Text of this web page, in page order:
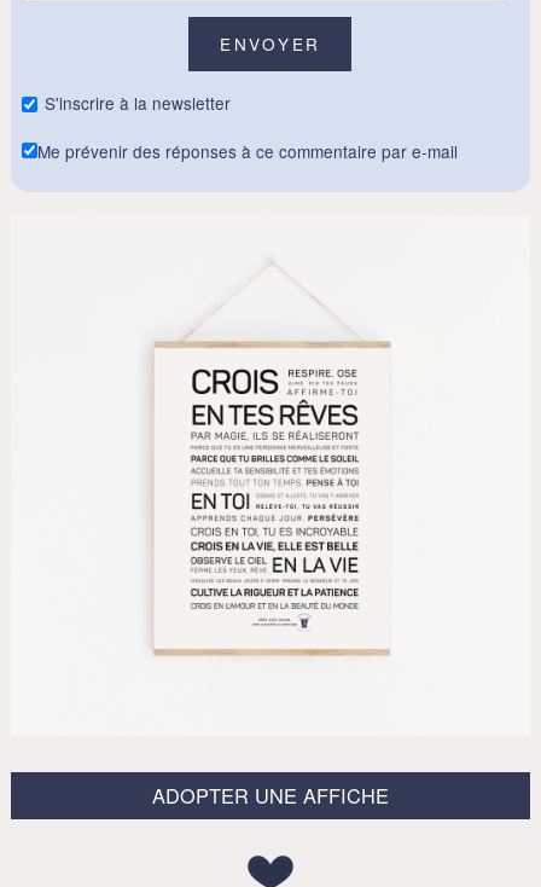
S'inscrire à la newsletter
Me prévenir des réponses à ce commentaire par e-mail
ADOPTER UNE AFFICHE